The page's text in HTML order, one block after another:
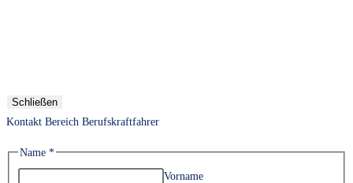
Schließen
Kontakt Bereich Berufskraftfahrer
Name *
Vorname